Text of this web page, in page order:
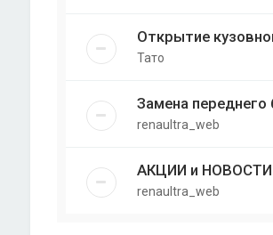
Открытие
Тато
Замена переднего
renaultra_web
АКЦИИ и НОВОСТИ
renaultra_web